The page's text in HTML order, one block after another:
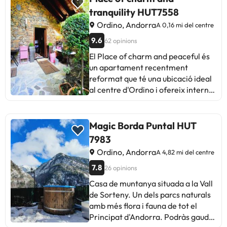
tranquility HUT7558
Ordino, AndorraA 0,16 mi del centre
9.6 62 opinions
El Place of charm and peaceful és
un apartament recentment
reformat que té una ubicació ideal
al centre d'Ordino i ofereix internet
km del santuari de Meritxell ia 6 m
del camp de golf Vall d'Ordino.
Aquest establiment per a no
fumadors és a 25 km de Naturland.
L´apartament disposa de 2
dormitoris, sala d´estar amb TV de
pantalla plana amb canals per
cable, zona de cuina totalment
equipada amb microones i nevera i
2 banys amb assecador. Hi ha
Magic Borda Puntal HUT
7983
Ordino, AndorraA 4,82 mi del centre
7.8 26 opinions
Casa de muntanya situada a la Vall
de Sorteny. Un dels parcs naturals
amb més flora i fauna de tot el
Principat d'Andorra. Podràs gaudir